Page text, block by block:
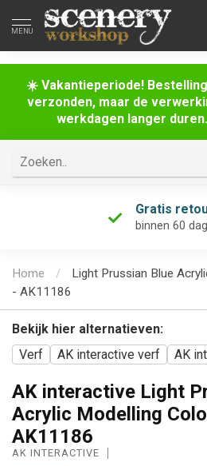
☀️ Vakantieperiode!
verzonden, maar de
werkdagen langer
MENU
Gratis
binnen 60
Home /
Light Prussian Blue
- AK11186
Bekijk hier alternatieven:
Verf
AK interactive verf AK
AK interactive Light
Acrylic Modelling
AK11186
AK INTERACTIVE